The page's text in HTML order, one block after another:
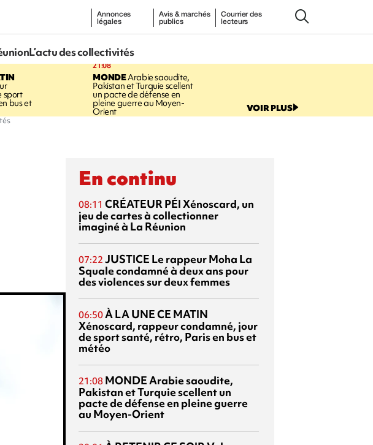
Annonces
légales
Avis & marchés
publics
Courrier des
lecteurs
L’actu des collectivités
sport
bus et
21:08
MONDEArabie saoudite,
Pakistan et Turquie scellent
un pacte de défense en
pleine guerre au Moyen-
Orient VOIR PLUS
En continu
08:11 CRÉATEUR PÉIXénoscard, un
jeu de cartes à collectionner
imaginé à La Réunion
07:22 JUSTICE Le rappeur Moha La
Squale condamné à deux ans pour
des violences sur deux femmes
06:50À LA UNE CE MATIN
Xénoscard, rappeur condamné, jour
de sport santé, rétro, Paris en bus et
météo
21:08 MONDEArabie saoudite,
Pakistan et Turquie scellent un
pacte de défense en pleine guerre
au Moyen-Orient